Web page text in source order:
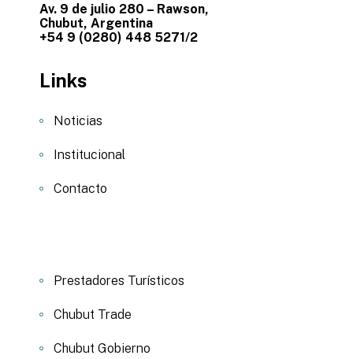
Av. 9 de julio 280 – Rawson,
Chubut, Argentina
+54 9 (0280) 448 5271/2
Links
Noticias
Institucional
Contacto
Prestadores Turísticos
Chubut Trade
Chubut Gobierno